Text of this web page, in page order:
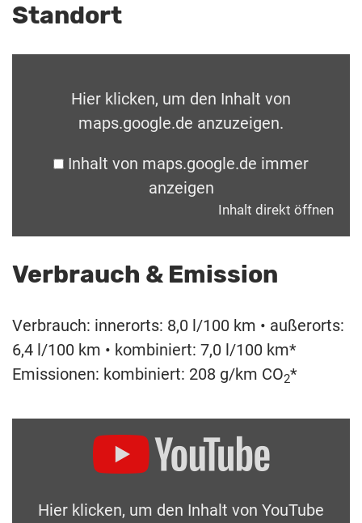
Standort
Hier klicken, um den Inhalt von
maps.google.de anzuzeigen.
Inhalt von maps.google.de immer
anzeigen
Inhalt direkt öffnen
Verbrauch & Emission
Verbrauch: innerorts: 8,0 l/100 km • außerorts:
6,4 l/100 km • kombiniert: 7,0 l/100 km*
Emissionen: kombiniert: 208 g/km CO2*
Hier klicken, um den Inhalt von YouTube